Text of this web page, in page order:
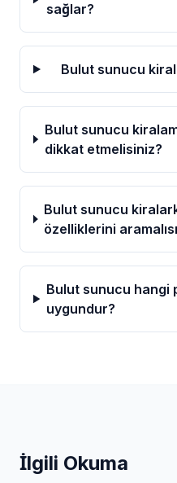
sağlar?
Bulut sunucu
Bulut sunucu
dikkat etmelisiniz?
Bulut sunucu
özelliklerini
Bulut sunucu hangi
uygundur?
İlgili Okuma